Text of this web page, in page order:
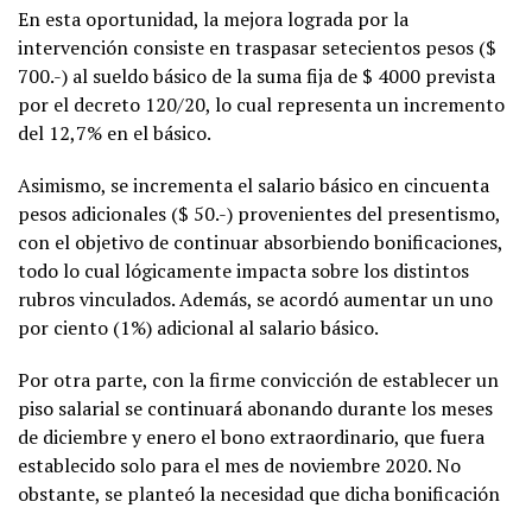
En esta oportunidad, la mejora lograda por la
intervención consiste en traspasar setecientos pesos ($
700.-) al sueldo básico de la suma fija de $ 4000 prevista
por el decreto 120/20, lo cual representa un incremento
del 12,7% en el básico.
Asimismo, se incrementa el salario básico en cincuenta
pesos adicionales ($ 50.-) provenientes del presentismo,
con el objetivo de continuar absorbiendo bonificaciones,
todo lo cual lógicamente impacta sobre los distintos
rubros vinculados. Además, se acordó aumentar un uno
por ciento (1%) adicional al salario básico.
Por otra parte, con la firme convicción de establecer un
piso salarial se continuará abonando durante los meses
de diciembre y enero el bono extraordinario, que fuera
establecido solo para el mes de noviembre 2020. No
obstante, se planteó la necesidad que dicha bonificación